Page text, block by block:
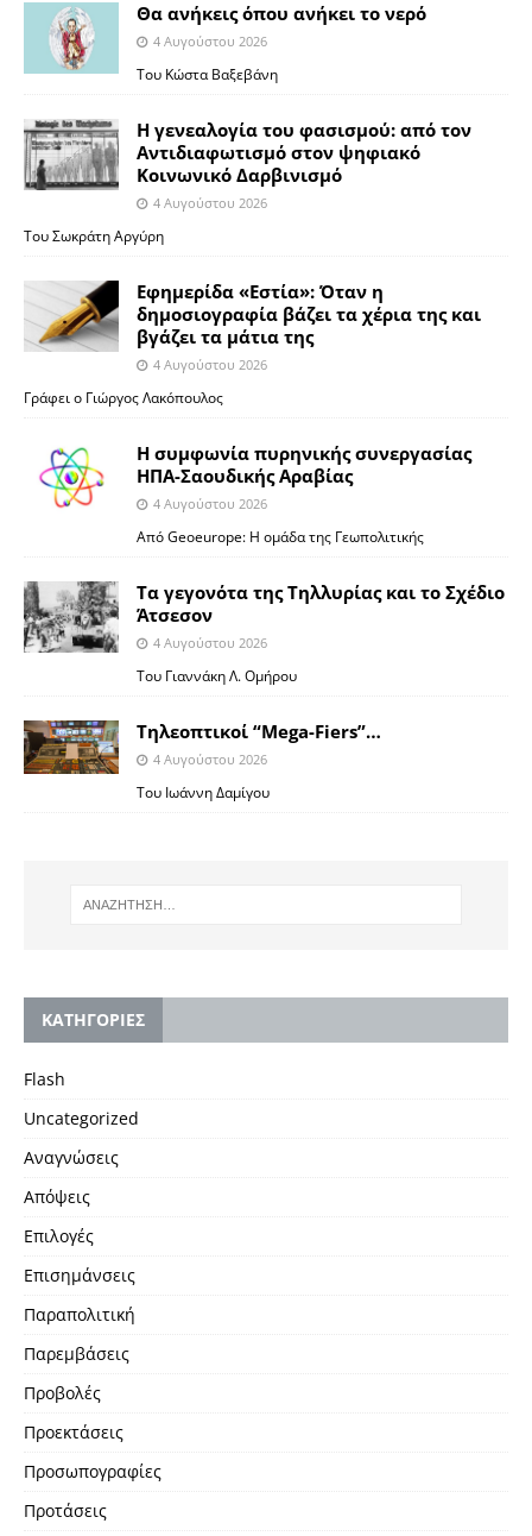
Θα ανήκεις όπου ανήκει το νερό
4 Αυγούστου 2026
Του Κώστα Βαξεβάνη
Η γενεαλογία του φασισμού: από τον
Αντιδιαφωτισμό στον ψηφιακό
Κοινωνικό Δαρβινισμό
4 Αυγούστου 2026
Του Σωκράτη Αργύρη
Εφημερίδα «Εστία»: Όταν η
δημοσιογραφία βάζει τα χέρια της και
βγάζει τα μάτια της
4 Αυγούστου 2026
Γράφει ο Γιώργος Λακόπουλος
Η συμφωνία πυρηνικής συνεργασίας
ΗΠΑ-Σαουδικής Αραβίας
4 Αυγούστου 2026
Από Geoeurope: H ομάδα της Γεωπολιτικής
Τα γεγονότα της Τηλλυρίας και το Σχέδιο
Άτσεσον
4 Αυγούστου 2026
Toυ Γιαννάκη Λ. Ομήρου
Tηλεοπτικοί “Mega-Fiers”…
4 Αυγούστου 2026
Toυ Ιωάννη Δαμίγου
KΑΤΗΓΟΡΙΕΣ
Flash
Uncategorized
Αναγνώσεις
Απόψεις
Επιλογές
Επισημάνσεις
Παραπολιτική
Παρεμβάσεις
Προβολές
Προεκτάσεις
Προσωπογραφίες
Προτάσεις